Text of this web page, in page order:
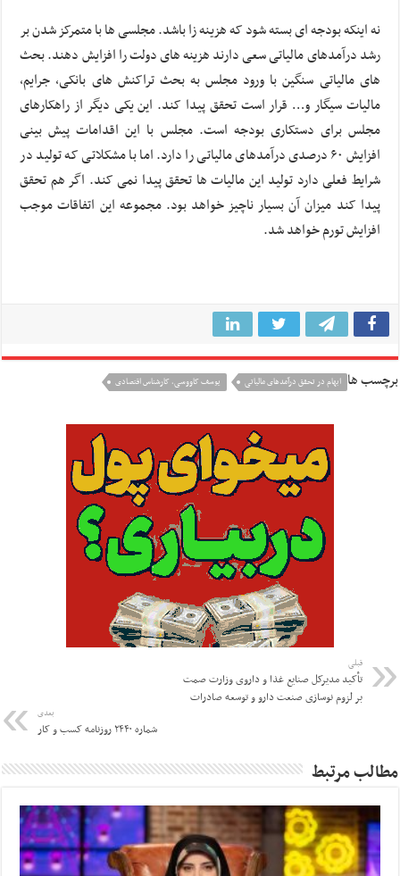
نه اینکه بودجه ای بسته شود که هزینه زا باشد. مجلسی ها با متمرکز شدن بر
رشد درآمدهای مالیاتی سعی دارند هزینه های دولت را افزایش دهند. بحث
های مالیاتی سنگین با ورود مجلس به بحث تراکنش های بانکی، جرایم،
مالیات سیگار و… قرار است تحقق پیدا کند. این یکی دیگر از راهکارهای
مجلس برای دستکاری بودجه است. مجلس با این اقدامات پیش بینی
افزایش ۶۰ درصدی درآمدهای مالیاتی را دارد. اما با مشکلاتی که تولید در
شرایط فعلی دارد تولید این مالیات ها تحقق پیدا نمی کند. اگر هم تحقق
پیدا کند میزان آن بسیار ناچیز خواهد بود. مجموعه این اتفاقات موجب
افزایش تورم خواهد شد.
برچسب ها ابهام در تحقق درآمدهای مالیاتی یوسف کاووسی، کارشناس اقتصادی
قبلی
تأکید مدیرکل صنایع غذا و داروی وزارت صمت
بر لزوم نوسازی صنعت دارو و توسعه صادرات
بعدی
شماره ۲۴۴۰ روزنامه کسب و کار
مطالب مرتبط